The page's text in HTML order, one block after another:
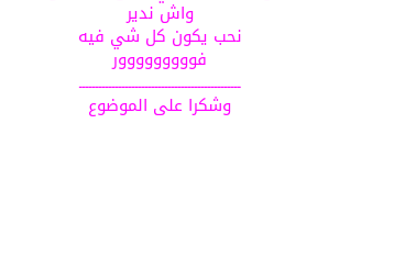
واش ندير
نحب يكون كل شي فيه
فووووووووور
ـــــــــــــــــــــــــــــــــــــــــــــــــ
وشكرا على الموضوع